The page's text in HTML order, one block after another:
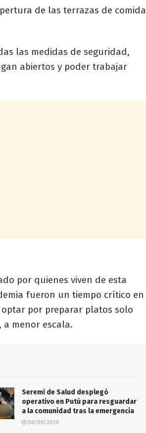
de las terrazas de comida
las medidas de seguridad,
abiertos y poder trabajar
por quienes viven de esta
fueron un tiempo crítico en
por preparar platos solo
menor escala.
Seremi de Salud desplegó
operativo en Putú para resguardar
a la comunidad tras la emergencia
06/08/2026